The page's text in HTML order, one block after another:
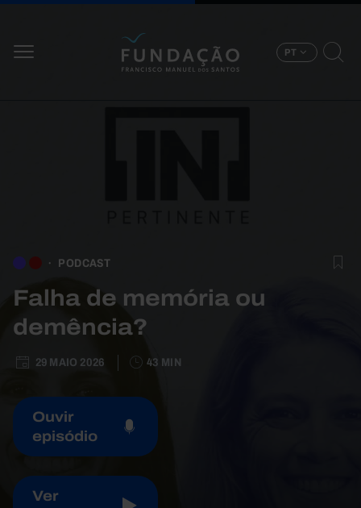
PT
PODCAST
Falha de memória ou
demência?
29 MAIO 2026 43 MIN
Ouvir
episódio
Ver